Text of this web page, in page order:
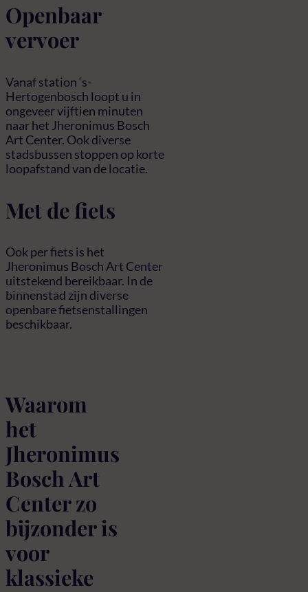
Openbaar
vervoer
Vanaf station ‘s-
Hertogenbosch loopt u in
ongeveer vijftien minuten
naar het Jheronimus Bosch
Art Center. Ook diverse
stadsbussen stoppen op korte
loopafstand van de locatie.
Met de fiets
Ook per fiets is het
Jheronimus Bosch Art Center
uitstekend bereikbaar. In de
binnenstad zijn diverse
openbare fietsenstallingen
beschikbaar.
Waarom
het
Jheronimus
Bosch Art
Center zo
bijzonder is
voor
klassieke